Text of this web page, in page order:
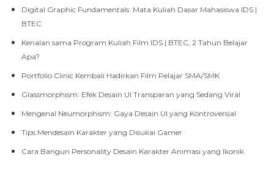
BTEC
Kenalan sama Program Kuliah Film IDS | BTEC, 2 Tahun Belajar
Apa?
Portfolio Clinic Kembali Hadirkan Film Pelajar SMA/SMK
Glassmorphism: Efek Desain UI Transparan yang Sedang Viral
Mengenal Neumorphism: Gaya Desain UI yang Kontroversial
Tips Mendesain Karakter yang Disukai Gamer
Cara Bangun Personality Desain Karakter Animasi yang Ikonik